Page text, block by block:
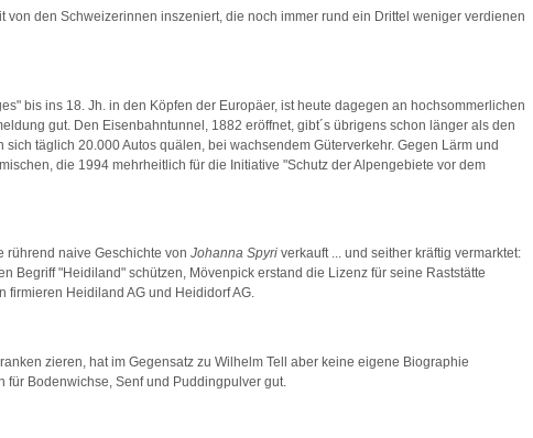
von den Schweizerinnen inszeniert, die noch immer rund ein Drittel weniger verdienen
bis ins 18. Jh. in den Köpfen der Europäer, ist heute dagegen an hochsommerlichen
gut. Den Eisenbahntunnel, 1882 eröffnet, gibt´s übrigens schon länger als den
täglich 20.000 Autos quälen, bei wachsendem Güterverkehr. Gegen Lärm und
die 1994 mehrheitlich für die Initiative "Schutz der Alpengebiete vor dem
rührend naive Geschichte von Johanna Spyri verkauft ... und seither kräftig vermarktet:
Begriff "Heidiland" schützen, Mövenpick erstand die Lizenz für seine Raststätte
firmieren Heidiland AG und Heididorf AG.
zieren, hat im Gegensatz zu Wilhelm Tell aber keine eigene Biographie
für Bodenwichse, Senf und Puddingpulver gut.